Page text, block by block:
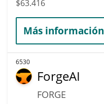
$63.416
Más información
6530
ForgeAI
FORGE